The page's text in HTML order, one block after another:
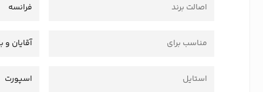
اصالت برند فرانسه
مناسب برای آقایان و
استایل اسپورت